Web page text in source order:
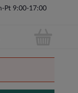
Pt 9:00-17:00